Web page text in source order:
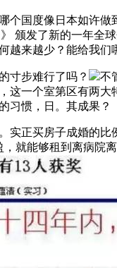
度像日本如许做
颁发了新的一年
来越少？能给我
寸步难行了吗？
不
一个室第区有两
习惯，日。其成果？
正买房子成婚的比
就能够租到离病院